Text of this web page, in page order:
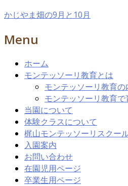
かじやま畑の9月と10月
Menu
ホーム
モンテッソーリ教育とは
モンテッソーリ教育の
モンテッソーリ教育
当園について
体験クラスについて
梶山モンテッソーリスクー
入園案内
お問い合わせ
在園児用ページ
卒業生用ページ